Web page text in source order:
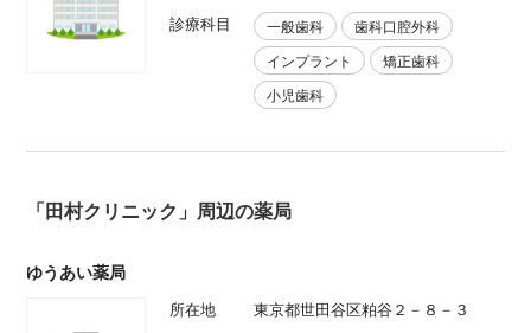
診療科目
一般歯科
歯科口腔外科
インプラント
矯正歯科
小児歯科
「田村クリニック」周辺の薬局
ゆうあい薬局
所在地 東京都世田谷区粕谷２－８－３